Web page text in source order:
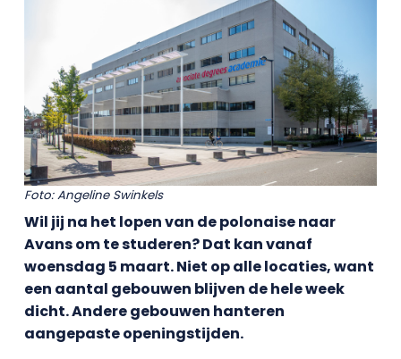
Foto: Angeline Swinkels
Wil jij na het lopen van de polonaise naar
Avans om te studeren? Dat kan vanaf
woensdag 5 maart. Niet op alle locaties, want
een aantal gebouwen blijven de hele week
dicht. Andere gebouwen hanteren
aangepaste openingstijden.